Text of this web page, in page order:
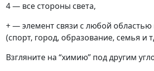
4 — все стороны света,
+ — элемент связи с любой
(спорт, город, образование, семья и
Взгляните на “химию” под другим